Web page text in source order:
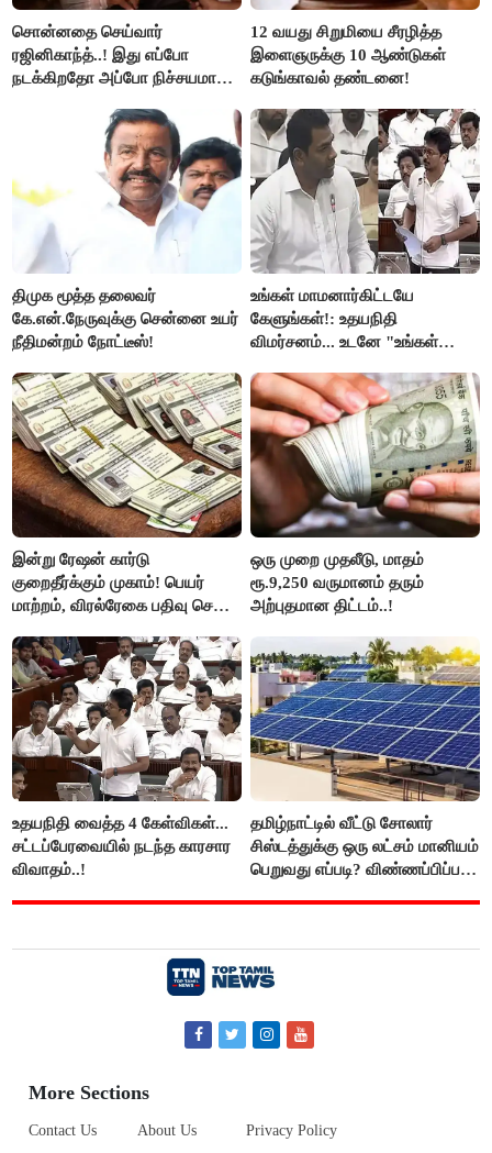
சொன்னதை செய்வார்
ரஜினிகாந்த்..! இது எப்போ
நடக்கிறதோ அப்போ நிச்சயமாக
ரஜினிகாந்த்..!
12 வயது சிறுமியை சீரழித்த
இளைஞருக்கு 10 ஆண்டுகள்
கடுங்காவல் தண்டனை!
திமுக மூத்த தலைவர்
கே.என்.நேருவுக்கு சென்னை உயர்
நீதிமன்றம் நோட்டீஸ்!
உங்கள் மாமனார்கிட்டயே
கேளுங்கள்!: உதயநிதி
விமர்சனம்... உடனே "உங்கள்
ஆதவ் அர்ஜுனா பதிலடி!
இன்று ரேஷன் கார்டு
குறைதீர்க்கும் முகாம்! பெயர்
மாற்றம், விரல்ரேகை பதிவு செய்ய
ஒரு முறை முதலீடு, மாதம்
ரூ.9,250 வருமானம் தரும்
அற்புதமான திட்டம்..!
உதயநிதி வைத்த 4 கேள்விகள்...
சட்டப்பேரவையில் நடந்த காரசார
விவாதம்..!
தமிழ்நாட்டில் வீட்டு சோலார்
சிஸ்டத்துக்கு ஒரு லட்சம் மானியம்
பெறுவது எப்படி? விண்ணப்பிப்பது
More Sections
Contact Us About Us Privacy Policy